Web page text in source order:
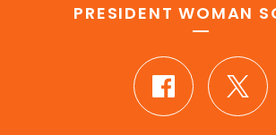
PRESIDENT WOMAN